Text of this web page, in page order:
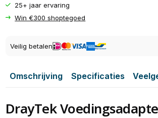
25+ jaar ervaring
Win €300 shoptegoed
Veilig betalen
Omschrijving Specificaties
DrayTek